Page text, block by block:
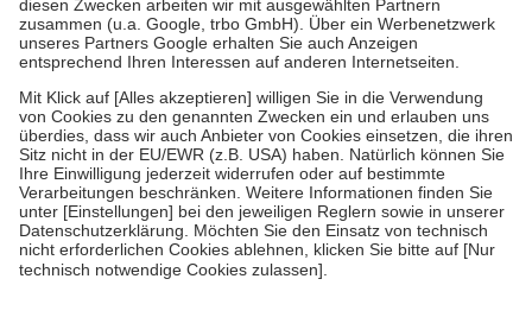
höchstens zehn Euro.Es sind jedoch nie mehr als die tatsächlichen
Kosten der Leistung zu entrichten.
Diese Regeln gelten grundsätzlich auch für Online-Apotheken.
Bei Heilmitteln und häuslicher Krankenpflege beträgt die
Zuzahlung zehn Prozent der Kosten sowie zehn Euro je
Verordnung.
Um das Engagement der Versicherten für ihre eigene Gesundheit zu
stärken und die besondere Stellung der Familie zu unterstützen,
fallen keine Zuzahlungen an bei:
• Kindern und Jugendlichen bis zum vollendeten 18. Lebensjahr
mit Ausnahme der Fahrkosten